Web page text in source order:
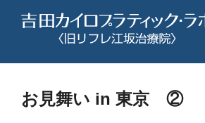
お見舞い in 東京 ②